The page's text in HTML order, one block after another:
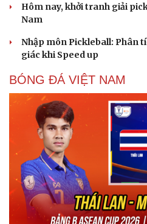
Tư vấn
Săn Tour
check-in
Hôm nay, khởi tranh giải
Nam
Nhập môn Pickleball: Phân
giác khi Speed up
BÓNG ĐÁ VIỆT NAM